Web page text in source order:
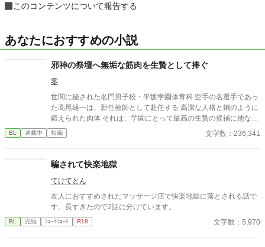
このコンテンツについて報告する
あなたにおすすめの小説
邪神の祭壇へ無垢な筋肉を生贄として捧ぐ
零
世間に秘された名門男子校・平坂学園体育科 空手の名選手であっ
た高尾雄一は、新任教師として赴任する 高潔な人格と鋼のように
鍛えられた肉体 それは、学園にとって最高の生贄の候補に他なら
なかった 至高の筋肉を持つ、精神を削られ意志をなくした青年を
太古の神に捧げるため、“水”、“風”、“土”の信奉者達が暗躍する 意
校で繰り広げられるダークファンタジー
BL 連載中 短編 文字数：236,341
騙されて快楽地獄
てけてとん
友人におすすめされたマッサージ店で快楽地獄に落とされる話で
す。長すぎたので2話に分けています。
BL 完結 ｼｮｰﾄｼｮｰﾄ R18 文字数：5,970